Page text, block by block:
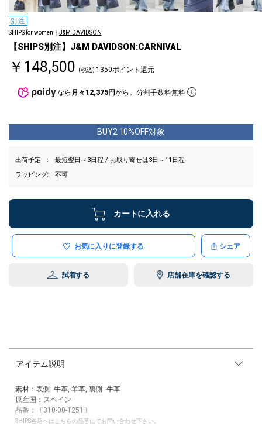
別注
SHIPS for women｜ J&M DAVIDSON
【SHIPS別注】J&M DAVIDSON:CARNIVAL
￥148,500 (税込) 1350ポイント還元
なら 月々12,375円から。分割手数料無料
BUY2 10%OFF対象
出荷予定
最短翌日～3日程 / お取り寄せは3日～11日程
ラッピング
不可
カートに入れる
お気に入りに登録する シェア
試着する 店舗在庫を確認する
アイテム説明
素材：表側: 牛革, 羊革, 裏側: 牛革
原産国：スペイン
品番：〔310-00-1251〕
SHIPS各店へはこちらの品番にてお問い合わせ下さい。